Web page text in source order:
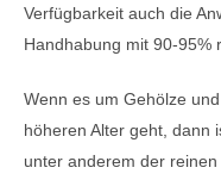
Verfügbarkeit auch die
Handhabung mit 90-95%
Wenn es um Gehölze
höheren Alter geht, dann
unter anderem der